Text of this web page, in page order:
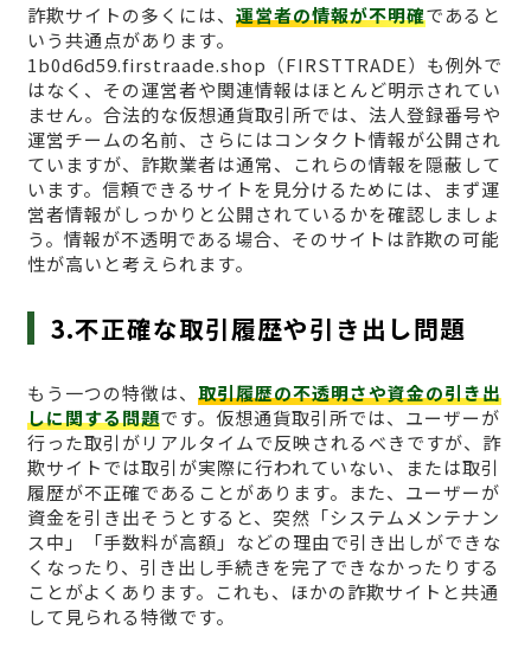
詐欺サイトの多くには、 運営者の情報が不明確であると
いう共通点があります。
1b0d6d59.firstraade.shop（FIRSTTRADE）も例外で
はなく、その運営者や関連情報はほとんど明示されてい
ません。合法的な仮想通貨取引所では、法人登録番号や
運営チームの名前、さらにはコンタクト情報が公開され
ていますが、詐欺業者は通常、これらの情報を隠蔽して
います。信頼できるサイトを見分けるためには、まず運
営者情報がしっかりと公開されているかを確認しましょ
う。情報が不透明である場合、そのサイトは詐欺の可能
性が高いと考えられます。
3.不正確な取引履歴や引き出し問題
もう一つの特徴は、 取引履歴の不透明さや資金の引き出
しに関する問題です。仮想通貨取引所では、ユーザーが
行った取引がリアルタイムで反映されるべきですが、詐
欺サイトでは取引が実際に行われていない、または取引
履歴が不正確であることがあります。また、ユーザーが
資金を引き出そうとすると、突然「システムメンテナン
ス中」「手数料が高額」などの理由で引き出しができな
くなったり、引き出し手続きを完了できなかったりする
ことがよくあります。これも、ほかの詐欺サイトと共通
して見られる特徴です。